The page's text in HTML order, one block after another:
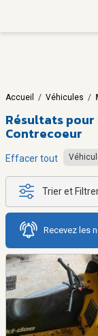
Accueil / Véhicules /
Résultats pour
Contrecoeur
Effacer tout
Trier et
Recevez les